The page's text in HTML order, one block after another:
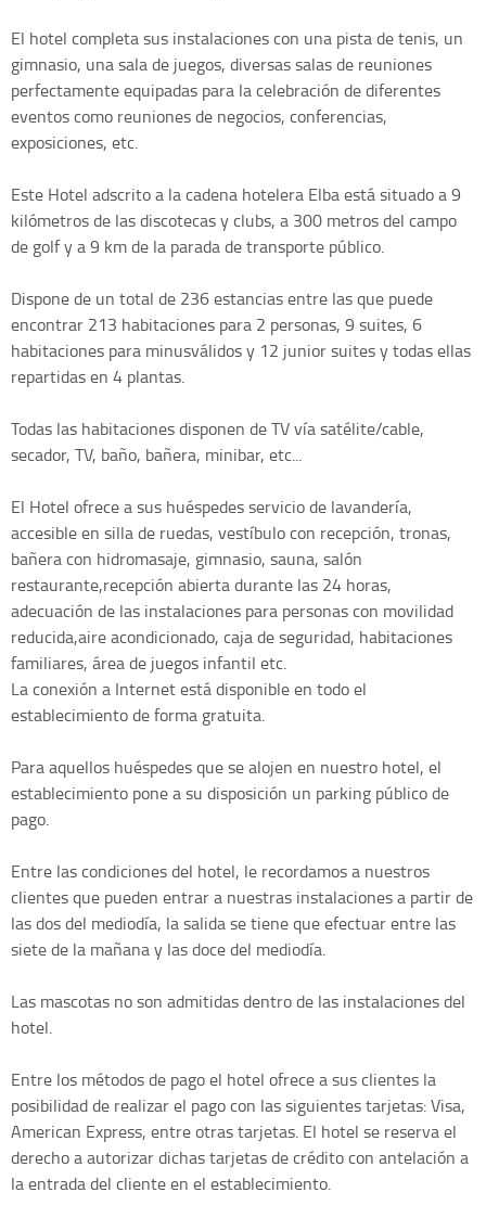
El hotel completa sus instalaciones con una pista de tenis, un
gimnasio, una sala de juegos, diversas salas de reuniones
perfectamente equipadas para la celebración de diferentes
eventos como reuniones de negocios, conferencias,
exposiciones, etc.
Este Hotel adscrito a la cadena hotelera Elba está situado a 9
kilómetros de las discotecas y clubs, a 300 metros del campo
de golf y a 9 km de la parada de transporte público.
Dispone de un total de 236 estancias entre las que puede
encontrar 213 habitaciones para 2 personas, 9 suites, 6
habitaciones para minusválidos y 12 junior suites y todas ellas
repartidas en 4 plantas.
Todas las habitaciones disponen de TV vía satélite/cable,
secador, TV, baño, bañera, minibar, etc...
El Hotel ofrece a sus huéspedes servicio de lavandería,
accesible en silla de ruedas, vestíbulo con recepción, tronas,
bañera con hidromasaje, gimnasio, sauna, salón
restaurante,recepción abierta durante las 24 horas,
adecuación de las instalaciones para personas con movilidad
reducida,aire acondicionado, caja de seguridad, habitaciones
familiares, área de juegos infantil etc.
La conexión a Internet está disponible en todo el
establecimiento de forma gratuita.
Para aquellos huéspedes que se alojen en nuestro hotel, el
establecimiento pone a su disposición un parking público de
pago.
Entre las condiciones del hotel, le recordamos a nuestros
clientes que pueden entrar a nuestras instalaciones a partir de
las dos del mediodía, la salida se tiene que efectuar entre las
siete de la mañana y las doce del mediodía.
Las mascotas no son admitidas dentro de las instalaciones del
hotel.
Entre los métodos de pago el hotel ofrece a sus clientes la
posibilidad de realizar el pago con las siguientes tarjetas: Visa,
American Express, entre otras tarjetas. El hotel se reserva el
derecho a autorizar dichas tarjetas de crédito con antelación a
la entrada del cliente en el establecimiento.